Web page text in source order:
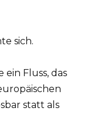
sich.
ein Fluss, das
statt als